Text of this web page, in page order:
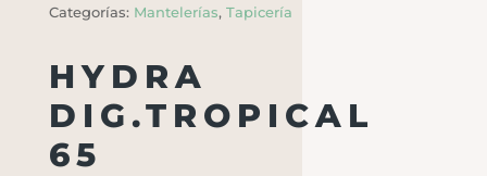
Categorías: Mantelerías, Tapicería
HYDRA
DIG.TROPICAL
65